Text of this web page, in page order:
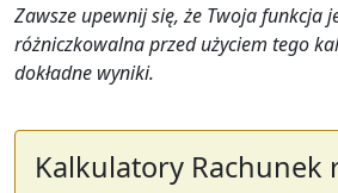
Zawsze upewnij się, że Twoja funkcja
różniczkowalna przed użyciem tego
dokładne wyniki.
Kalkulatory Rachunek